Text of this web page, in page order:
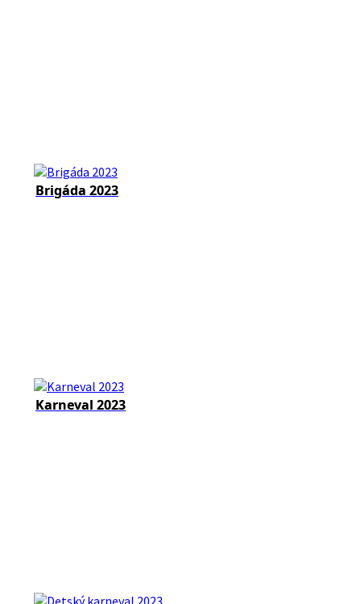
Brigáda 2023
Karneval 2023